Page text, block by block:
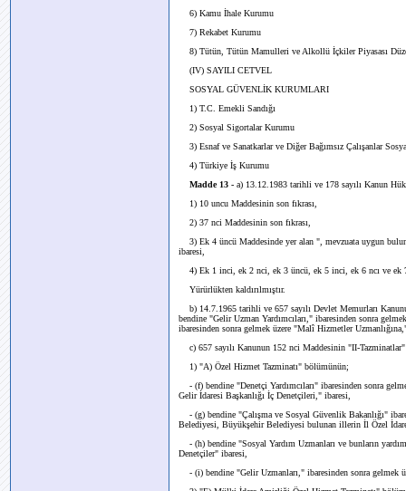
6) Kamu İhale Kurumu
7) Rekabet Kurumu
8) Tütün, Tütün Mamulleri ve Alkollü İçkiler Piyasası
(IV) SAYILI CETVEL
SOSYAL GÜVENLİK KURUMLARI
1) T.C. Emekli Sandığı
2) Sosyal Sigortalar Kurumu
3) Esnaf ve Sanatkarlar ve Diğer Bağımsız Çalışanlar
4) Türkiye İş Kurumu
Madde 13 - a) 13.12.1983 tarihli ve 178 sayılı Kanun
1) 10 uncu Maddesinin son fıkrası,
2) 37 nci Maddesinin son fıkrası,
3) Ek 4 üncü Maddesinde yer alan ", mevzuata uygun
ibaresi,
4) Ek 1 inci, ek 2 nci, ek 3 üncü, ek 5 inci, ek 6 ncı ve ek
Yürürlükten kaldırılmıştır.
b) 14.7.1965 tarihli ve 657 sayılı Devlet Memurları
bendine "Gelir Uzman Yardımcıları," ibaresinden sonra
ibaresinden sonra gelmek üzere "Malî Hizmetler
c) 657 sayılı Kanunun 152 nci Maddesinin "II-Tazminatlar"
1) "A) Özel Hizmet Tazminatı" bölümünün;
- (f) bendine "Denetçi Yardımcıları" ibaresinden sonra
Gelir İdaresi Başkanlığı İç Denetçileri," ibaresi,
- (g) bendine "Çalışma ve Sosyal Güvenlik Bakanlığı"
Belediyesi, Büyükşehir Belediyesi bulunan illerin İl Özel
- (h) bendine "Sosyal Yardım Uzmanları ve bunların
Denetçiler" ibaresi,
- (i) bendine "Gelir Uzmanları," ibaresinden sonra gelmek